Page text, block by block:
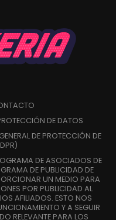
DE DATOS
DE PROTECCIÓN DE
DE ASOCIADOS DE
DE PUBLICIDAD DE
UN MEDIO PARA
POR PUBLICIDAD AL
AFILIADOS. ESTO NOS
Y A SEGUIR
RELEVANTE PARA LOS